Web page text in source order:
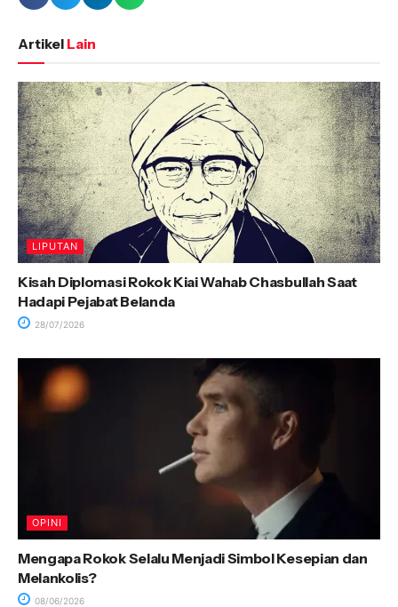
Artikel Lain
LIPUTAN
Kisah Diplomasi Rokok Kiai Wahab Chasbullah Saat
Hadapi Pejabat Belanda
28/07/2026
OPINI
Mengapa Rokok Selalu Menjadi Simbol Kesepian dan
Melankolis?
08/06/2026